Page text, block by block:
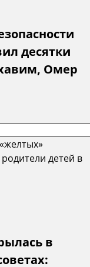
десятки
Омер
в